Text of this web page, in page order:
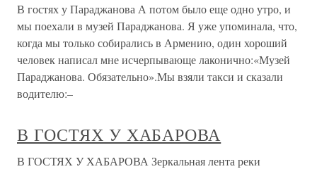
В гостях у Параджанова А потом было еще одно утро, и
мы поехали в музей Параджанова. Я уже упоминала, что,
когда мы только собирались в Армению, один хороший
человек написал мне исчерпывающе лаконично:«Музей
Параджанова. Обязательно».Мы взяли такси и сказали
водителю:–
В ГОСТЯХ У ХАБАРОВА
В ГОСТЯХ У ХАБАРОВА Зеркальная лента реки